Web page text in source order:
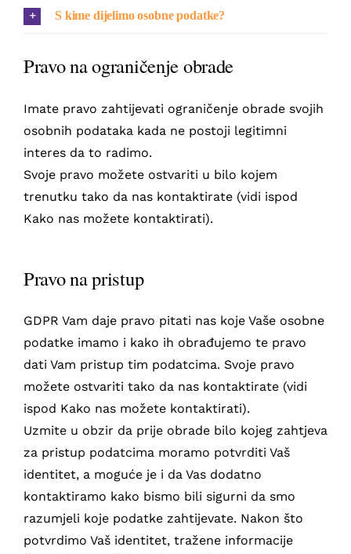
S kime dijelimo osobne podatke?
Pravo na ograničenje obrade
Imate pravo zahtijevati ograničenje obrade svojih
osobnih podataka kada ne postoji legitimni
interes da to radimo.
Svoje pravo možete ostvariti u bilo kojem
trenutku tako da nas kontaktirate (vidi ispod
Kako nas možete kontaktirati).
Pravo na pristup
GDPR Vam daje pravo pitati nas koje Vaše osobne
podatke imamo i kako ih obrađujemo te pravo
dati Vam pristup tim podatcima. Svoje pravo
možete ostvariti tako da nas kontaktirate (vidi
ispod Kako nas možete kontaktirati).
Uzmite u obzir da prije obrade bilo kojeg zahtjeva
za pristup podatcima moramo potvrditi Vaš
identitet, a moguće je i da Vas dodatno
kontaktiramo kako bismo bili sigurni da smo
razumjeli koje podatke zahtijevate. Nakon što
potvrdimo Vaš identitet, tražene informacije